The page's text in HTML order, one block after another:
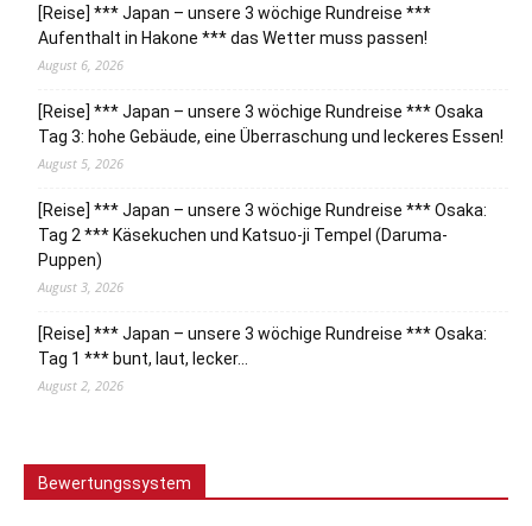
[Reise] *** Japan – unsere 3 wöchige Rundreise ***
Aufenthalt in Hakone *** das Wetter muss passen!
August 6, 2026
[Reise] *** Japan – unsere 3 wöchige Rundreise *** Osaka
Tag 3: hohe Gebäude, eine Überraschung und leckeres Essen!
August 5, 2026
[Reise] *** Japan – unsere 3 wöchige Rundreise *** Osaka:
Tag 2 *** Käsekuchen und Katsuo-ji Tempel (Daruma-
Puppen)
August 3, 2026
[Reise] *** Japan – unsere 3 wöchige Rundreise *** Osaka:
Tag 1 *** bunt, laut, lecker…
August 2, 2026
Bewertungssystem